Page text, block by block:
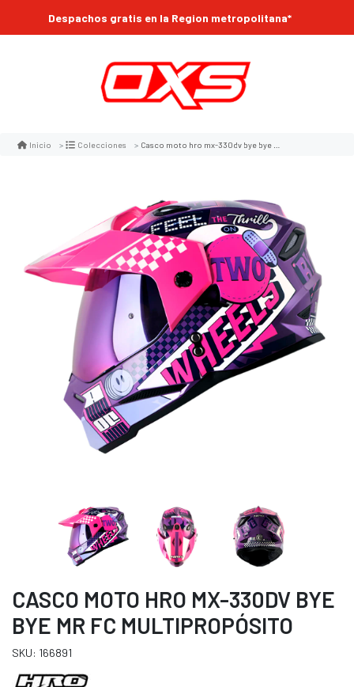
Despachos gratis en la Region metropolitana*
Inicio Colecciones Casco moto hro mx-330dv bye bye mr fc multipropósito
CASCO MOTO HRO MX-330DV BYE
BYE MR FC MULTIPROPÓSITO
SKU: 166891